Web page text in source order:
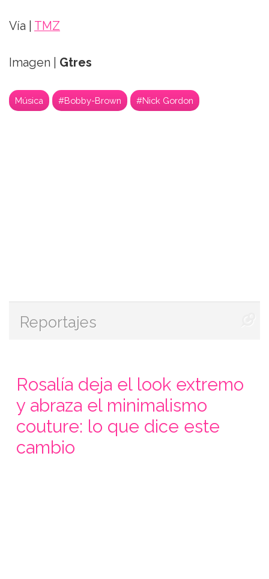
Vía | TMZ
Imagen | Gtres
Música #Bobby-Brown #Nick Gordon
Reportajes
Rosalía deja el look extremo
y abraza el minimalismo
couture: lo que dice este
cambio